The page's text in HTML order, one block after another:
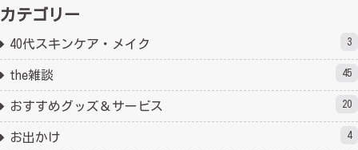
カテゴリー
40代スキンケア・メイク 3
the雑談 45
おすすめグッズ＆サービス 20
お出かけ 4